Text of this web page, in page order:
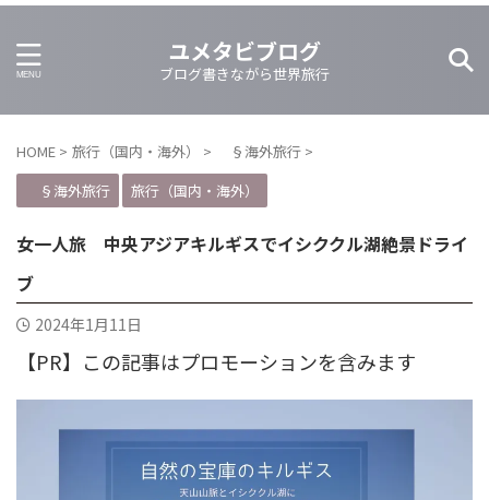
ユメタビブログ
ブログ書きながら世界旅行
HOME > 旅行（国内・海外） > §海外旅行 >
§海外旅行
旅行（国内・海外）
女一人旅 中央アジアキルギスでイシククル湖絶景ドライ
ブ
2024年1月11日
【PR】この記事はプロモーションを含みます